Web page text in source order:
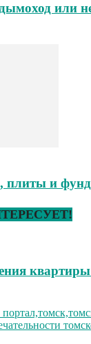
или
плиты и
квартиры